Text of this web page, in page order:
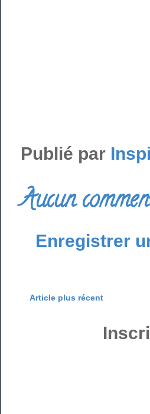
Publié par
Aucun
Enregistrer
Article plus récent